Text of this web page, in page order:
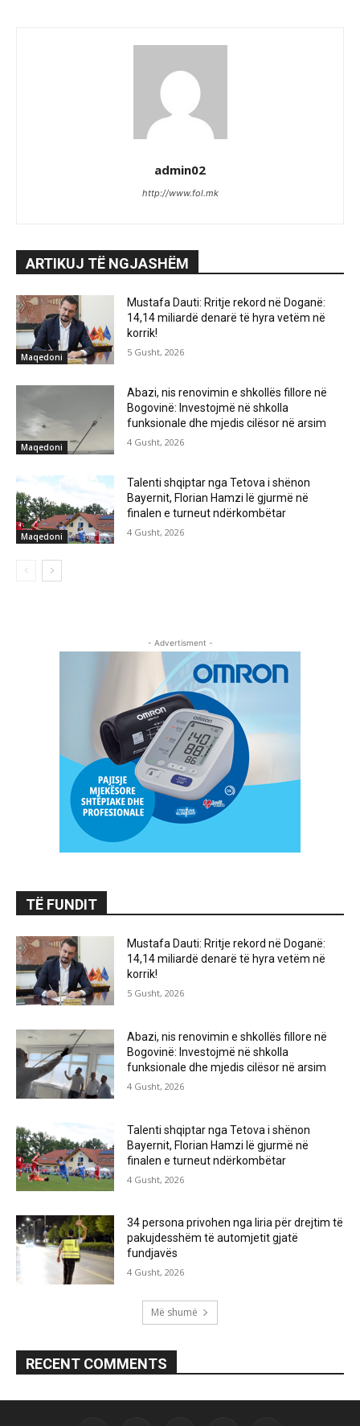
admin02
http://www.fol.mk
ARTIKUJ TË NGJASHËM
Maqedoni
Mustafa Dauti: Rritje rekord në Doganë:
14,14 miliardë denarë të hyra vetëm në
korrik!
5 Gusht, 2026
Maqedoni
Abazi, nis renovimin e shkollës fillore në
Bogovinë: Investojmë në shkolla
funksionale dhe mjedis cilësor në arsim
4 Gusht, 2026
Maqedoni
Talenti shqiptar nga Tetova i shënon
Bayernit, Florian Hamzi lë gjurmë në
finalen e turneut ndërkombëtar
4 Gusht, 2026
- Advertisment -
TË FUNDIT
Mustafa Dauti: Rritje rekord në Doganë:
14,14 miliardë denarë të hyra vetëm në
korrik!
5 Gusht, 2026
Abazi, nis renovimin e shkollës fillore në
Bogovinë: Investojmë në shkolla
funksionale dhe mjedis cilësor në arsim
4 Gusht, 2026
Talenti shqiptar nga Tetova i shënon
Bayernit, Florian Hamzi lë gjurmë në
finalen e turneut ndërkombëtar
4 Gusht, 2026
34 persona privohen nga liria për drejtim të
pakujdesshëm të automjetit gjatë
fundjavës
4 Gusht, 2026
Më shumë
RECENT COMMENTS